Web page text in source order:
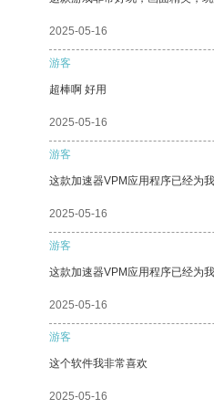
2025-05-16
游客
超棒啊 好用
2025-05-16
游客
这款加速器VPM应用程序已经为
2025-05-16
游客
这款加速器VPM应用程序已经为
2025-05-16
游客
这个软件我非常喜欢
2025-05-16